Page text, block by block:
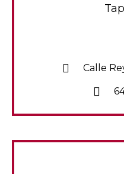
Calle